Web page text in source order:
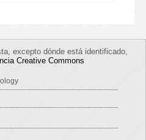
excepto dónde está identificado,
Creative Commons